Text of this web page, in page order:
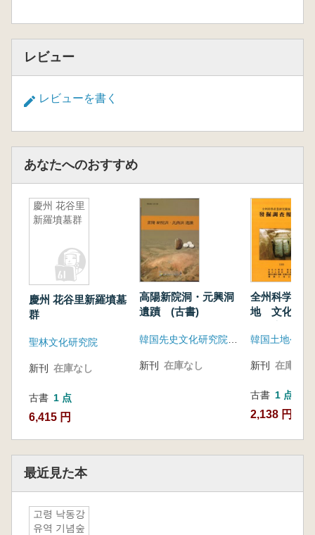
レビュー
レビューを書く
あなたへのおすすめ
慶州 花谷里
新羅墳墓群
慶州 花谷里新羅墳墓
群
聖林文化研究院
新刊 在庫なし
古書 1 点
6,415 円
高陽新院洞・元興洞
遺蹟 (古書)
韓国先史文化研究院、韓国土地住宅公社
新刊 在庫なし
全州科学産
地 文化遺蹟
新刊 在庫なし
古書 1 点
2,138 円
最近見た本
고령 낙동강
유역 기념숲